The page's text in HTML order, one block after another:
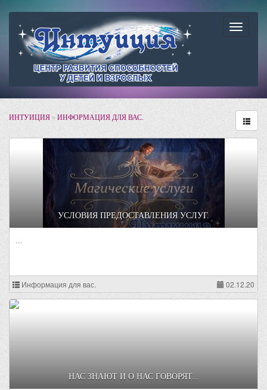
ИНТУИЦИЯ»ИНФОРМАЦИЯ ДЛЯ ВАС.
УСЛОВИЯ ПРЕДОСТАВЛЕНИЯ УСЛУГ.
...
Информация для вас. 02.12.20
НАС ЗНАЮТ И О НАС ГОВОРЯТ...